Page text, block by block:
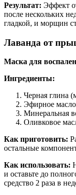
Результат: Эффект
после нескольких
гладкой, и морщин
Лаванда от
Маска для
Ингредиенты:
Черная глина
Эфирное
Минеральная
Оливковое
Как приготовить:
остальные
Как использовать:
и оставьте до
средство 2 раза в